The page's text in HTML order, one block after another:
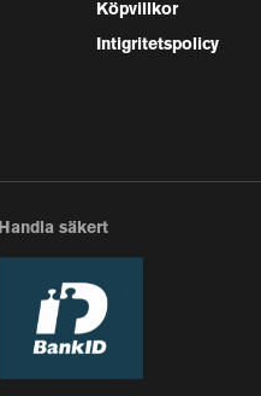
Köpvillkor
Intigritetspolicy
Handla säkert